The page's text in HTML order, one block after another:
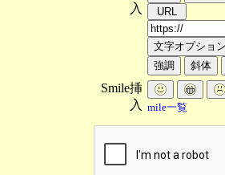
入
Smile挿
入 mile一覧